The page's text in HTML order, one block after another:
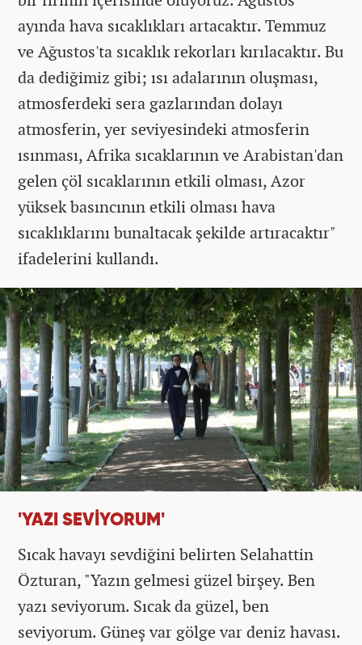
ayında hava sıcaklıkları artacaktır. Temmuz
ve Ağustos'ta sıcaklık rekorları kırılacaktır. Bu
da dediğimiz gibi; ısı adalarının oluşması,
atmosferdeki sera gazlarından dolayı
atmosferin, yer seviyesindeki atmosferin
ısınması, Afrika sıcaklarının ve Arabistan'dan
gelen çöl sıcaklarının etkili olması, Azor
yüksek basıncının etkili olması hava
sıcaklıklarını bunaltacak şekilde artıracaktır"
ifadelerini kullandı.
'YAZI SEVİYORUM'
Sıcak havayı sevdiğini belirten Selahattin
Özturan, "Yazın gelmesi güzel birşey. Ben
yazı seviyorum. Sıcak da güzel, ben
seviyorum. Güneş var gölge var deniz havası.